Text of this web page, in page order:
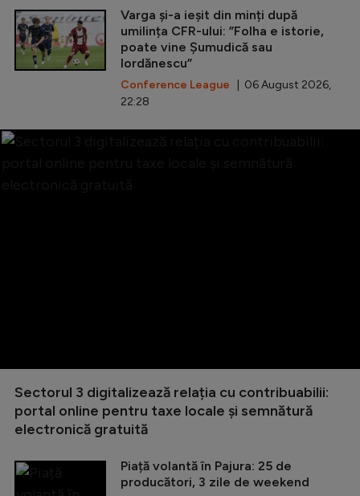
Varga și-a ieșit din minți după
umilința CFR-ului: ”Folha e istorie,
poate vine Șumudică sau
Iordănescu”
Conference League | 06 August 2026,
22:28
Sectorul 3 digitalizează relația cu contribuabilii:
portal online pentru taxe locale și semnătură
electronică gratuită
Piață volantă în Pajura: 25 de
producători, 3 zile de weekend